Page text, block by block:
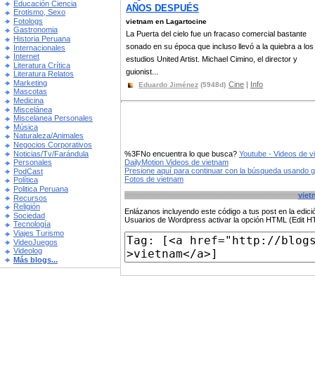
Educación Ciencia
Erotismo, Sexo
Fotologs
Gastronomia
Historia Peruana
Internacionales
Internet
Literatura Crítica
Literatura Relatos
Marketing
Mascotas
Medicina
Miscelánea
Miscelanea Personales
Música
Naturaleza/Animales
Negocios Corporativos
Noticias/Tv/Farándula
Personales
PodCast
Política
Politica Peruana
Recursos
Religión
Sociedad
Tecnología
Viajes Turismo
VideoJuegos
Videolog
Más blogs...
AÑOS DESPUÉS
vietnam en Lagartocine
La Puerta del cielo fue un fracaso comercial bastante
sonado en su época que incluso llevó a la quiebra a los
estudios United Artist. Michael Cimino, el director y
guionist...
Eduardo Jiménez (5948d) Cine | Info
%3FNo encuentra lo que busca? Youtube - Videos de
DailyMotion Videos de vietnam
Presione aquí para continuar con la búsqueda usando
Fotos de vietnam
Enlázanos incluyendo este código a tus post en la
Usuarios de Wordpress activar la opción HTML (Edit